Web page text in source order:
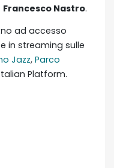
Francesco Nastro.
ad accesso
in streaming sulle
Jazz, Parco
Platform.